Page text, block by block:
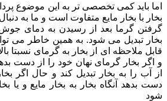
اما باید کمی تخصصی تر به این موضوع
بخار با بخار مایع متفاوت است و ما به
گرفتن گرما بعد از رسیدن به دمای
بخار تبدیل می شود. به همین خاطر می
قابل ملاحظه ای از بخار به گرمای نسبتا
و اگر بخار گرمای نهان خود را از دست
از آب را به بخار تبدیل کند و حال اگر
دست بدهد آنگاه بخار به بخار مایع و یا
شود